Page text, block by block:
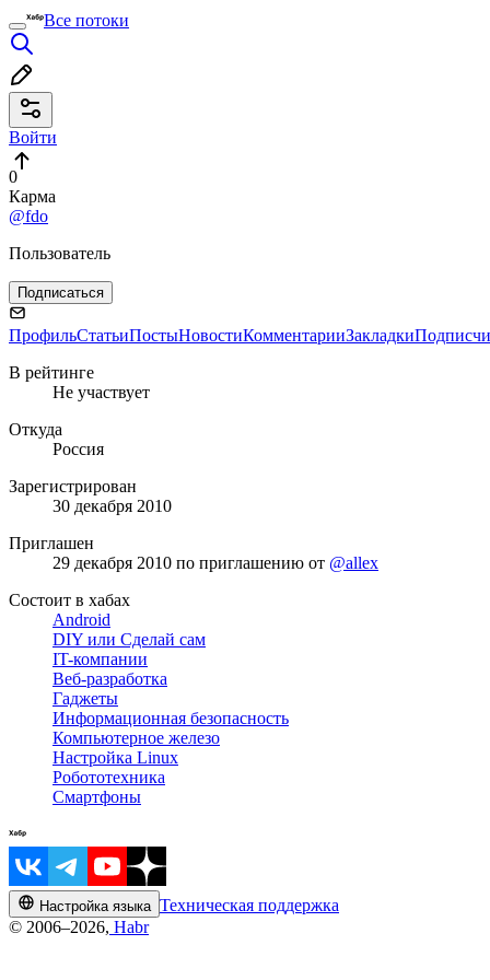
Все потоки
Войти
0
Карма
@fdo
Пользователь
Подписаться
ПрофильСтатьиПостыНовостиКомментарииЗакладки
В рейтинге
Не участвует
Откуда
Россия
Зарегистрирован
30 декабря 2010
Приглашен
29 декабря 2010 по приглашению от @allex
Состоит в хабах
Android
DIY или Сделай сам
IT-компании
Веб-разработка
Гаджеты
Информационная безопасность
Компьютерное железо
Настройка Linux
Робототехника
Смартфоны
Настройка языка Техническая поддержка
© 2006–2026, Habr